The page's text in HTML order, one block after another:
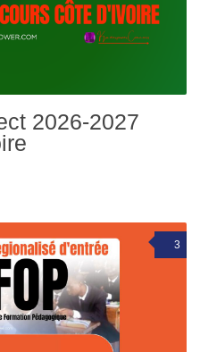
2026-2027
3